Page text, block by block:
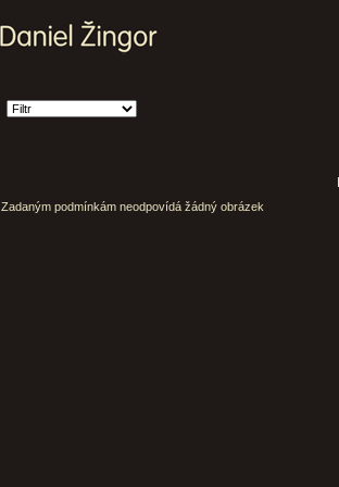
Zadaným podmínkám neodpovídá žádný obrázek